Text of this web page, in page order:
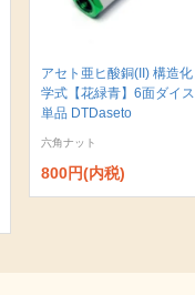
アセト亜ヒ酸銅(II) 構造化
学式【花緑青】6面ダイス
単品 DTDaseto
六角ナット
800円(内税)